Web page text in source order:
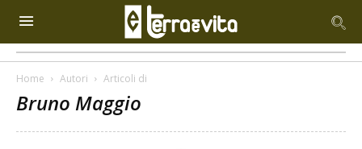
Home Autori Articoli di
Bruno Maggio